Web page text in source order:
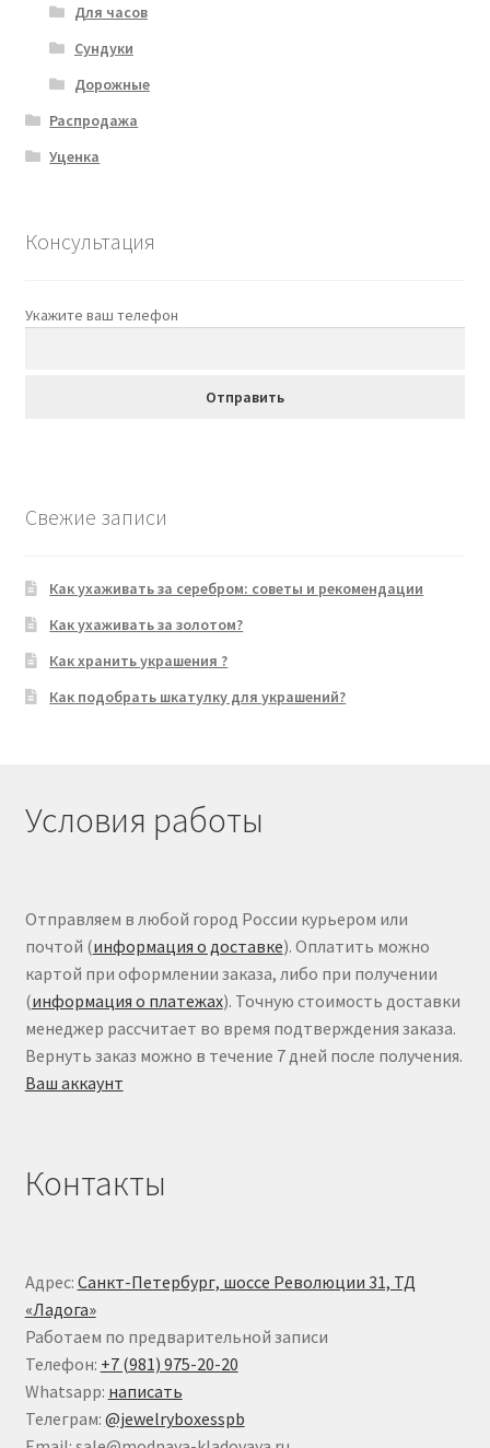
Для часов
Сундуки
Дорожные
Распродажа
Уценка
Консультация
Укажите ваш телефон
Свежие записи
Как ухаживать за серебром: советы и рекомендации
Как ухаживать за золотом?
Как хранить украшения ?
Как подобрать шкатулку для украшений?
Условия работы
Отправляем в любой город России курьером или
почтой (информация о доставке). Оплатить можно
картой при оформлении заказа, либо при получении
(информация о платежах). Точную стоимость доставки
менеджер рассчитает во время подтверждения заказа.
Вернуть заказ можно в течение 7 дней после получения.
Ваш аккаунт
Контакты
Адрес: Санкт-Петербург, шоссе Революции 31, ТД
«Ладога»
Работаем по предварительной записи
Телефон: +7 (981) 975-20-20
Whatsapp: написать
Телеграм: @jewelryboxesspb